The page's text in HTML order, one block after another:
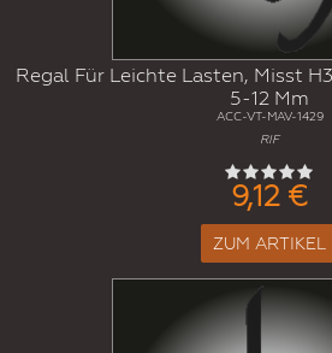
Regal Für Leichte Lasten, Misst
5-12 Mm
ACC-VT-MAV-1429
RIF
9,12 €
ZUM ARTIKEL